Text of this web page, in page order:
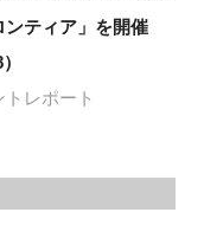
ンティア」を開催
トレポート